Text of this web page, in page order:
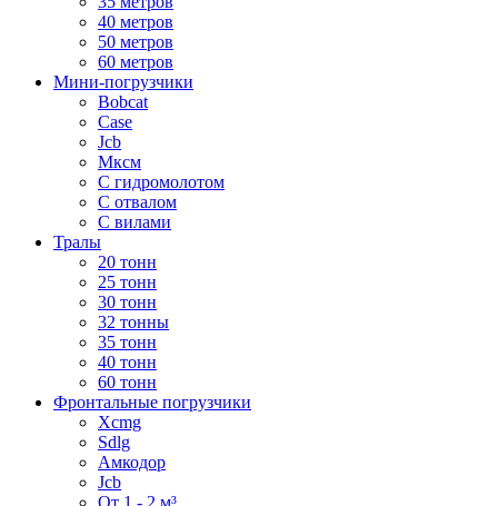
40 метров
50 метров
60 метров
Мини-погрузчики
Bobcat
Case
Jcb
Мксм
С гидромолотом
С отвалом
С вилами
Тралы
20 тонн
25 тонн
30 тонн
32 тонны
35 тонн
40 тонн
60 тонн
Фронтальные погрузчики
Xcmg
Sdlg
Амкодор
Jcb
От 1 - 2 м³